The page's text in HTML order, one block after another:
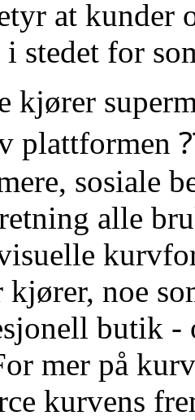
at kunder
stedet for
kjører
plattformen
sosiale
alle
noe
butik -
mer på
kurvens